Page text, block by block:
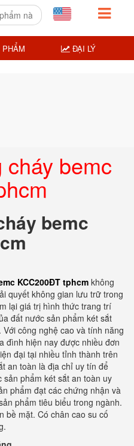
cháy bemc
bemc
KCC200ĐT tphcm không
quyết không gian lưu trữ trong
lại giá trị hình thức trang trí
đất nước sản phẩm két sắt
công nghệ cao và tính năng
đình hiện nay được nhiều đơn
đại tại nhiều tỉnh thành trên
an toàn là địa chỉ uy tín để
phẩm két sắt an toàn uy
phẩm đạt các chứng nhận và
phẩm tiêu biểu trong ngành.
bề mặt. Có chân cao su cố
ĐẠI LÝ